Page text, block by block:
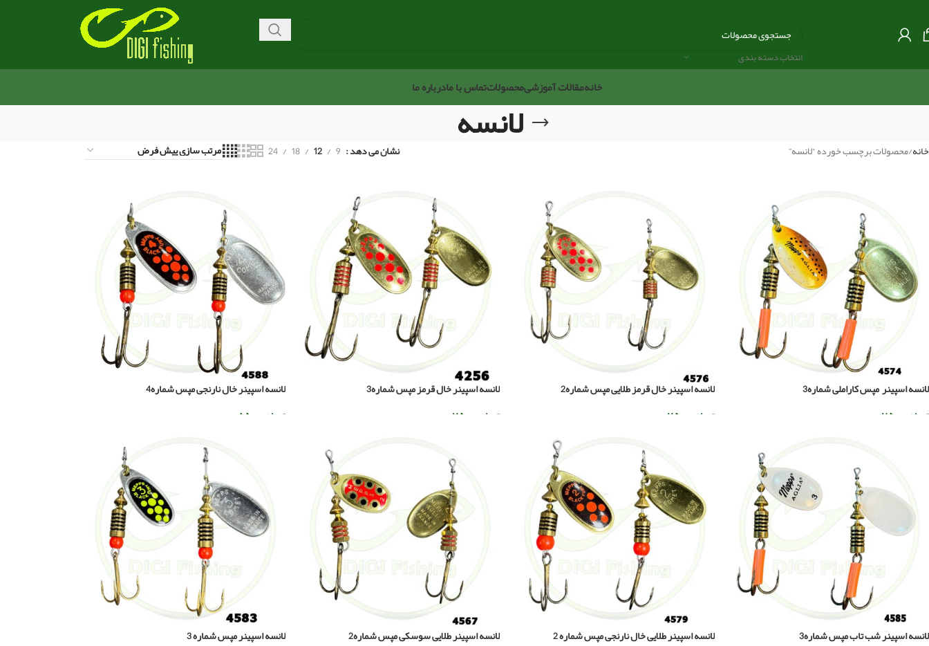
انتخاب دسته بندی
خانهمقالات آموزشیمحصولاتتماس با مادرباره ما
لانسه خانه محصولات برچسب خورده “لانسه” نشان می دهد 9
12
18
24
لانسه اسپینر مپس کاراملی شماره3
تومان
۷۵۰.۰۰۰
لانسه اسپینر خال قرمز طلایی مپس شماره2
تومان
۷۵۰.۰۰۰
لانسه اسپینر خال قرمز مپس شماره3
تومان
۷۵۰.۰۰۰
لانسه اسپینر خال نارنجی مپس شماره4
تومان
۸۵۰.۰۰۰
لانسه اسپینر شب تاب مپس شماره3
لانسه اسپینر طلایی خال نارنجی مپس شماره 2
لانسه اسپینر طلایی سوسکی مپس شماره2
لانسه اسپینر مپس شماره 3